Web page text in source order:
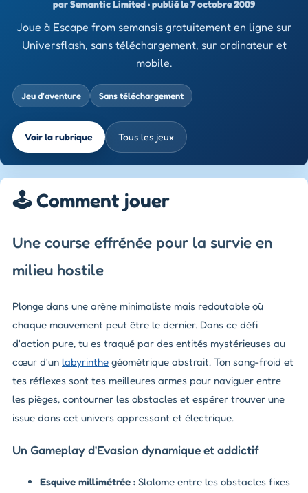
par Semantic Limited · publié le 7 octobre 2009
Joue à Escape from semansis gratuitement en ligne sur
Universflash, sans téléchargement, sur ordinateur et
mobile.
Jeu d’aventure Sans téléchargement
Voir la rubrique Tous les jeux
🕹️ Comment jouer
Une course effrénée pour la survie en
milieu hostile
Plonge dans une arène minimaliste mais redoutable où
chaque mouvement peut être le dernier. Dans ce défi
d'action pure, tu es traqué par des entités mystérieuses au
cœur d'un labyrinthe géométrique abstrait. Ton sang-froid et
tes réflexes sont tes meilleures armes pour naviguer entre
les pièges, contourner les obstacles et espérer trouver une
issue dans cet univers oppressant et électrique.
Un Gameplay d'Evasion dynamique et addictif
Esquive millimétrée : Slalome entre les obstacles fixes